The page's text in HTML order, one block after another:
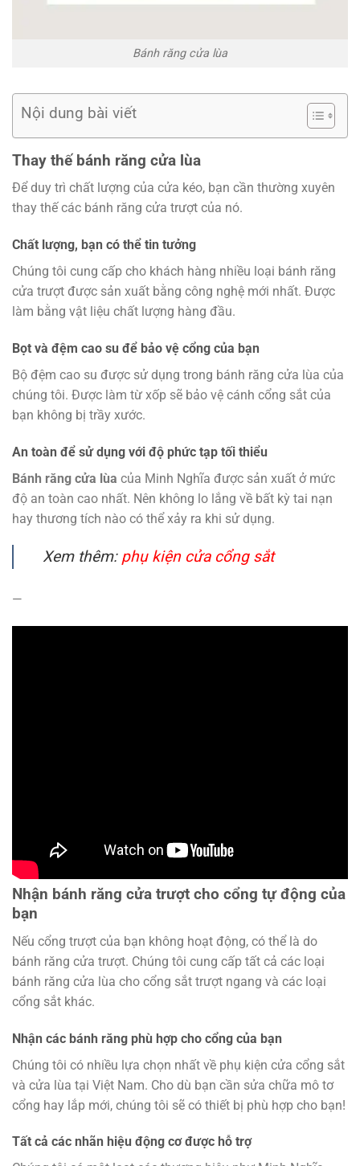
Bánh răng cửa lùa
Nội dung bài viết
Thay thế bánh răng cửa lùa
Để duy trì chất lượng của cửa kéo, bạn cần thường xuyên
thay thế các bánh răng cửa trượt của nó.
Chất lượng, bạn có thể tin tưởng
Chúng tôi cung cấp cho khách hàng nhiều loại bánh răng
cửa trượt được sản xuất bằng công nghệ mới nhất. Được
làm bằng vật liệu chất lượng hàng đầu.
Bọt và đệm cao su để bảo vệ cổng của bạn
Bộ đệm cao su được sử dụng trong bánh răng cửa lùa của
chúng tôi. Được làm từ xốp sẽ bảo vệ cánh cổng sắt của
bạn không bị trầy xước.
An toàn để sử dụng với độ phức tạp tối thiểu
Bánh răng cửa lùa của Minh Nghĩa được sản xuất ở mức
độ an toàn cao nhất. Nên không lo lắng về bất kỳ tai nạn
hay thương tích nào có thể xảy ra khi sử dụng.
Xem thêm: phụ kiện cửa cổng sắt
—
Nhận bánh răng cửa trượt cho cổng tự động của
bạn
Nếu cổng trượt của bạn không hoạt động, có thể là do
bánh răng cửa trượt. Chúng tôi cung cấp tất cả các loại
bánh răng cửa lùa cho cổng sắt trượt ngang và các loại
cổng sắt khác.
Nhận các bánh răng phù hợp cho cổng của bạn
Chúng tôi có nhiều lựa chọn nhất về phụ kiện cửa cổng sắt
và cửa lùa tại Việt Nam. Cho dù bạn cần sửa chữa mô tơ
cổng hay lắp mới, chúng tôi sẽ có thiết bị phù hợp cho bạn!
Tất cả các nhãn hiệu động cơ được hỗ trợ